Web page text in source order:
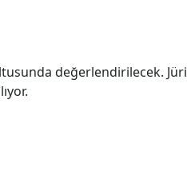
değerlendirilecek. Jüri